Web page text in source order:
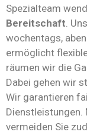
Spezialteam
Bereitschaft .
wochentags,
ermöglicht
räumen wir die
Dabei gehen wir
Wir garantieren
Dienstleistungen.
vermeiden Sie